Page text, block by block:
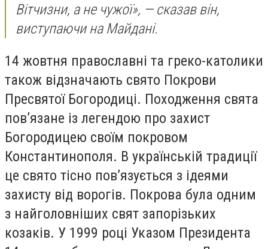
Вітчизни, а не чужої», — сказав він,
виступаючи на Майдані.
14 жовтня православні та греко-католики
також відзначають свято Покрови
Пресвятої Богородиці. Походження свята
пов’язане із легендою про захист
Богородицею своїм покровом
Константинополя. В українській традиції
це свято тісно пов’язується з ідеями
захисту від ворогів. Покрова була одним
з найголовніших свят запорізьких
козаків. У 1999 році Указом Президента